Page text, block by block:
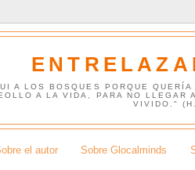
A LOS BOSQUES PORQUE
A LA VIDA, PARA NO LLEGAR
VIVIDO."
el autor Sobre Glocalminds